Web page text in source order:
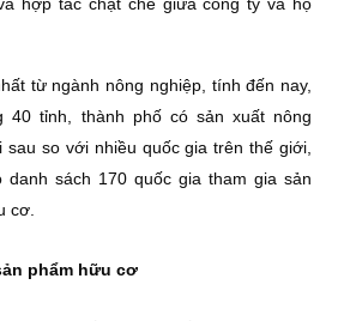
từ ngành nông nghiệp, tính đến nay,
40 tỉnh, thành phố có sản xuất nông
so với nhiều quốc gia trên thế giới,
danh sách 170 quốc gia tham gia sản
cơ.
phẩm hữu cơ